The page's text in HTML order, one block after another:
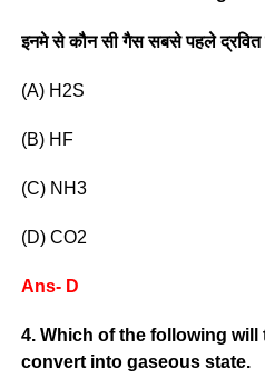
इनमे से कौन सी गैस सबसे पहले द्रवित
(A) H2S
(B) HF
(C) NH3
(D) CO2
Ans- D
4. Which of the following will
convert into gaseous state.